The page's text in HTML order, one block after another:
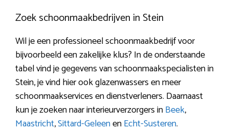
Zoek schoonmaakbedrijven in Stein
Wil je een professioneel schoonmaakbedrijf voor
bijvoorbeeld een zakelijke klus? In de onderstaande
tabel vind je gegevens van schoonmaakspecialisten in
Stein, je vind hier ook glazenwassers en meer
schoonmaakservices en dienstverleners. Daarnaast
kun je zoeken naar interieurverzorgers inBeek,
Maastricht,Sittard-GeleenenEcht-Susteren.